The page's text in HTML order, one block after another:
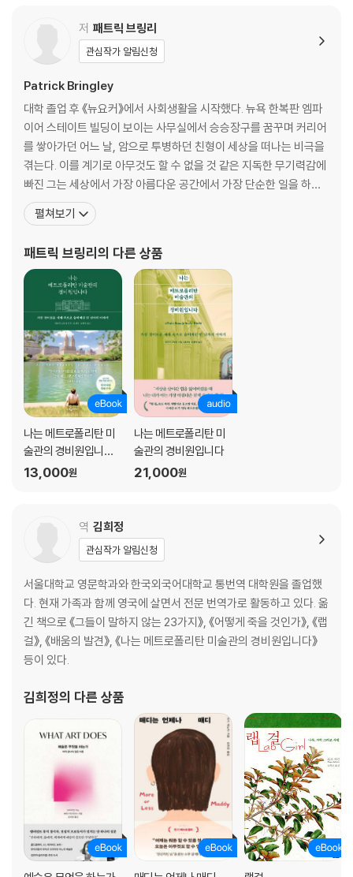
저 패트릭 브링리
관심작가 알림신청
Patrick Bringley
대학 졸업 후 《뉴요커》에서 사회생활을 시작했다. 뉴욕 한복판 엠파
이어 스테이트 빌딩이 보이는 사무실에서 승승장구를 꿈꾸며 커리어
를 쌓아가던 어느 날, 암으로 투병하던 친형이 세상을 떠나는 비극을
겪는다. 이를 계기로 아무것도 할 수 없을 것 같은 지독한 무기력감에
빠진 그는 세상에서 가장 아름다운 공간에서 가장 단순한 일을 하며
스스로를 놓아두기로 마음먹는다. 그렇게 2008년 가을, 뉴욕 메트로
폴리탄 미술관의 경비원으로 두 번째 인생을 시작한 저자는 매일 다
고대 유물과 건축물들, 그리고 거장들이 남긴 경
펼쳐보기
패트릭 브링리 의 다른 상품
나는 메트로폴리탄 미
술관의 경비원입니다
(25만 부 기념 전면 개
13,000원
나는 메트로폴리탄 미
술관의 경비원입니다
21,000원
역 김희정
관심작가 알림신청
서울대학교 영문학과와 한국외국어대학교 통번역 대학원을 졸업했
다. 현재 가족과 함께 영국에 살면서 전문 번역가로 활동하고 있다. 옮
긴 책으로 《그들이 말하지 않는 23가지》, 《어떻게 죽을 것인가》, 《랩
걸》, 《배움의 발견》, 《나는 메트로폴리탄 미술관의 경비원입니다》
등이 있다.
김희정의 다른 상품